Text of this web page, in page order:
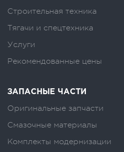
Строительная техника
Тягачи и спецтехника
Услуги
Рекомендованные цены
ЗАПАСНЫЕ ЧАСТИ
Оригинальные запчасти
Смазочные материалы
Комплекты модернизации